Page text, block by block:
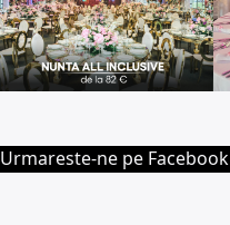
Urmareste-ne pe Facebook